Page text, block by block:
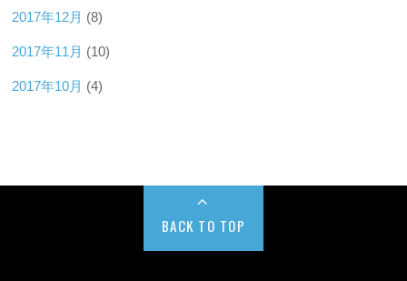
2017年12月 (8)
2017年11月 (10)
2017年10月 (4)
BACK TO TOP